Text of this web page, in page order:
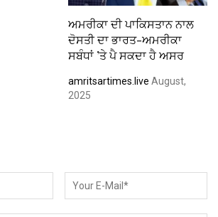
ਅਮਰੀਕਾ ਦੀ ਪਾਕਿਸਤਾਨ ਨਾਲ
ਦੋਸਤੀ ਦਾ ਭਾਰਤ-ਅਮਰੀਕਾ
ਸਬੰਧਾਂ ’ਤੇ ਪੈ ਸਕਦਾ ਹੈ ਅਸਰ
amritsartimes.live August,
2025